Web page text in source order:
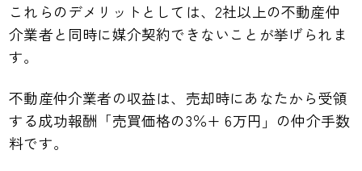
これらのデメリットとしては、2社以上の不動産仲
介業者と同時に媒介契約できないことが挙げられま
す。
不動産仲介業者の収益は、売却時にあなたから受領
する成功報酬「売買価格の3％+ 6万円」の仲介手数
料です。